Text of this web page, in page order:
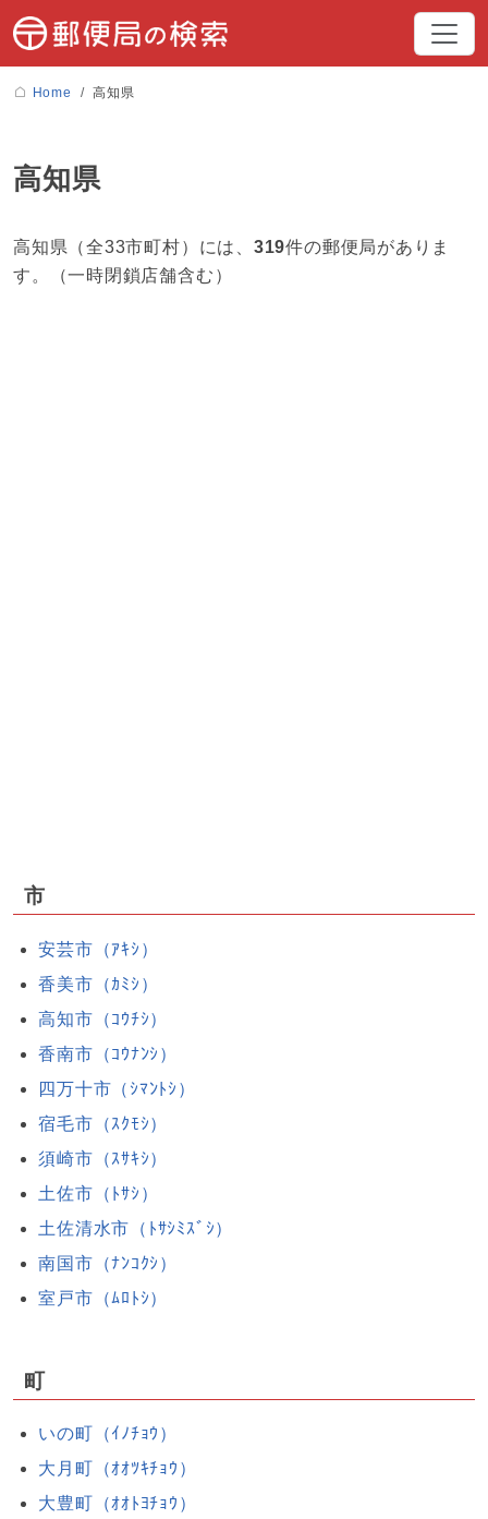
Home 高知県
高知県
高知県（全33市町村）には、 319件の郵便局がありま
す。（一時閉鎖店舗含む）
市
安芸市（ｱｷｼ）
香美市（ｶﾐｼ）
高知市（ｺｳﾁｼ）
香南市（ｺｳﾅﾝｼ）
四万十市（ｼﾏﾝﾄｼ）
宿毛市（ｽｸﾓｼ）
須崎市（ｽｻｷｼ）
土佐市（ﾄｻｼ）
土佐清水市（ﾄｻｼﾐｽﾞｼ）
南国市（ﾅﾝｺｸｼ）
室戸市（ﾑﾛﾄｼ）
町
いの町（ｲﾉﾁｮｳ）
大月町（ｵｵﾂｷﾁｮｳ）
大豊町（ｵｵﾄﾖﾁｮｳ）